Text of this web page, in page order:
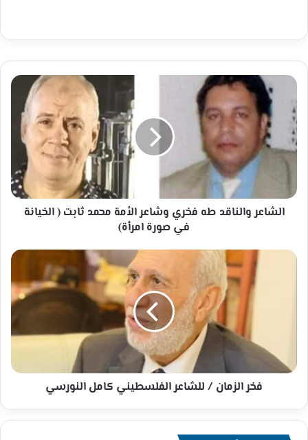
الشاعر
والناقد
طه
فخري
وشاعر
الأمة
محمد
(
الخيانة
امرأة)
الشاعر والناقد طه فخري وشاعر الأمة محمد ثابت ( الخيانة
في صورة امرأة)
فخر
فخر الزمان / للشاعر الفلسطيني كامل النورسي